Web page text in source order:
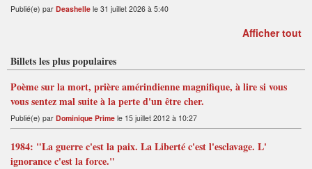
Publié(e) par Deashelle le 31 juillet 2026 à 5:40
Afficher tout
Billets les plus populaires
Poème sur la mort, prière amérindienne magnifique, à lire si vous
vous sentez mal suite à la perte d'un être cher.
Publié(e) par Dominique Prime le 15 juillet 2012 à 10:27
1984: "La guerre c'est la paix. La Liberté c'est l'esclavage. L'
ignorance c'est la force."